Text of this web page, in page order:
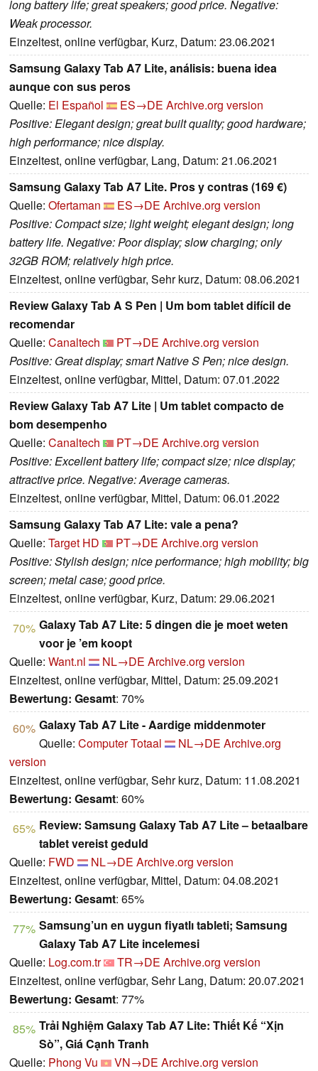
long battery life; great speakers; good price. Negative:
Weak processor.
Einzeltest, online verfügbar, Kurz, Datum: 23.06.2021
Samsung Galaxy Tab A7 Lite, análisis: buena idea
aunque con sus peros
Quelle: El Español ES→DE Archive.org version
Positive: Elegant design; great built quality; good hardware;
high performance; nice display.
Einzeltest, online verfügbar, Lang, Datum: 21.06.2021
Samsung Galaxy Tab A7 Lite. Pros y contras (169 €)
Quelle: Ofertaman ES→DE Archive.org version
Positive: Compact size; light weight; elegant design; long
battery life. Negative: Poor display; slow charging; only
32GB ROM; relatively high price.
Einzeltest, online verfügbar, Sehr kurz, Datum: 08.06.2021
Review Galaxy Tab A S Pen | Um bom tablet difícil de
recomendar
Quelle: Canaltech PT→DE Archive.org version
Positive: Great display; smart Native S Pen; nice design.
Einzeltest, online verfügbar, Mittel, Datum: 07.01.2022
Review Galaxy Tab A7 Lite | Um tablet compacto de
bom desempenho
Quelle: Canaltech PT→DE Archive.org version
Positive: Excellent battery life; compact size; nice display;
attractive price. Negative: Average cameras.
Einzeltest, online verfügbar, Mittel, Datum: 06.01.2022
Samsung Galaxy Tab A7 Lite: vale a pena?
Quelle: Target HD PT→DE Archive.org version
Positive: Stylish design; nice performance; high mobility; big
screen; metal case; good price.
Einzeltest, online verfügbar, Kurz, Datum: 29.06.2021
70% Galaxy Tab A7 Lite: 5 dingen die je moet weten
voor je ’em koopt
Quelle: Want.nl NL→DE Archive.org version
Einzeltest, online verfügbar, Mittel, Datum: 25.09.2021
Bewertung: Gesamt: 70%
60% Galaxy Tab A7 Lite - Aardige middenmoter
Quelle: Computer Totaal NL→DE Archive.org
version
Einzeltest, online verfügbar, Sehr kurz, Datum: 11.08.2021
Bewertung: Gesamt: 60%
65% Review: Samsung Galaxy Tab A7 Lite – betaalbare
tablet vereist geduld
Quelle: FWD NL→DE Archive.org version
Einzeltest, online verfügbar, Mittel, Datum: 04.08.2021
Bewertung: Gesamt: 65%
77% Samsung’un en uygun fiyatlı tableti; Samsung
Galaxy Tab A7 Lite incelemesi
Quelle: Log.com.tr TR→DE Archive.org version
Einzeltest, online verfügbar, Sehr Lang, Datum: 20.07.2021
Bewertung: Gesamt: 77%
85% Trải Nghiệm Galaxy Tab A7 Lite: Thiết Kế “Xịn
Sò”, Giá Cạnh Tranh
Quelle: Phong Vu VN→DE Archive.org version